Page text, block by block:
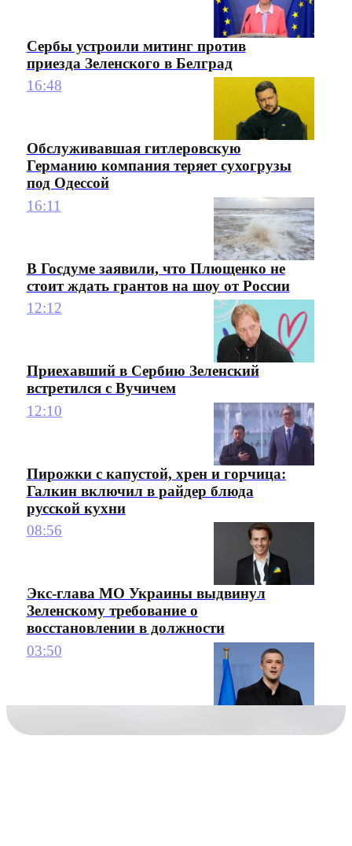
Сербы устроили митинг против
приезда Зеленского в Белград
16:48
Обслуживавшая гитлеровскую
Германию компания теряет сухогрузы
под Одессой
16:11
В Госдуме заявили, что Плющенко не
стоит ждать грантов на шоу от России
12:12
Приехавший в Сербию Зеленский
встретился с Вучичем
12:10
Пирожки с капустой, хрен и горчица:
Галкин включил в райдер блюда
русской кухни
08:56
Экс-глава МО Украины выдвинул
Зеленскому требование о
восстановлении в должности
03:50